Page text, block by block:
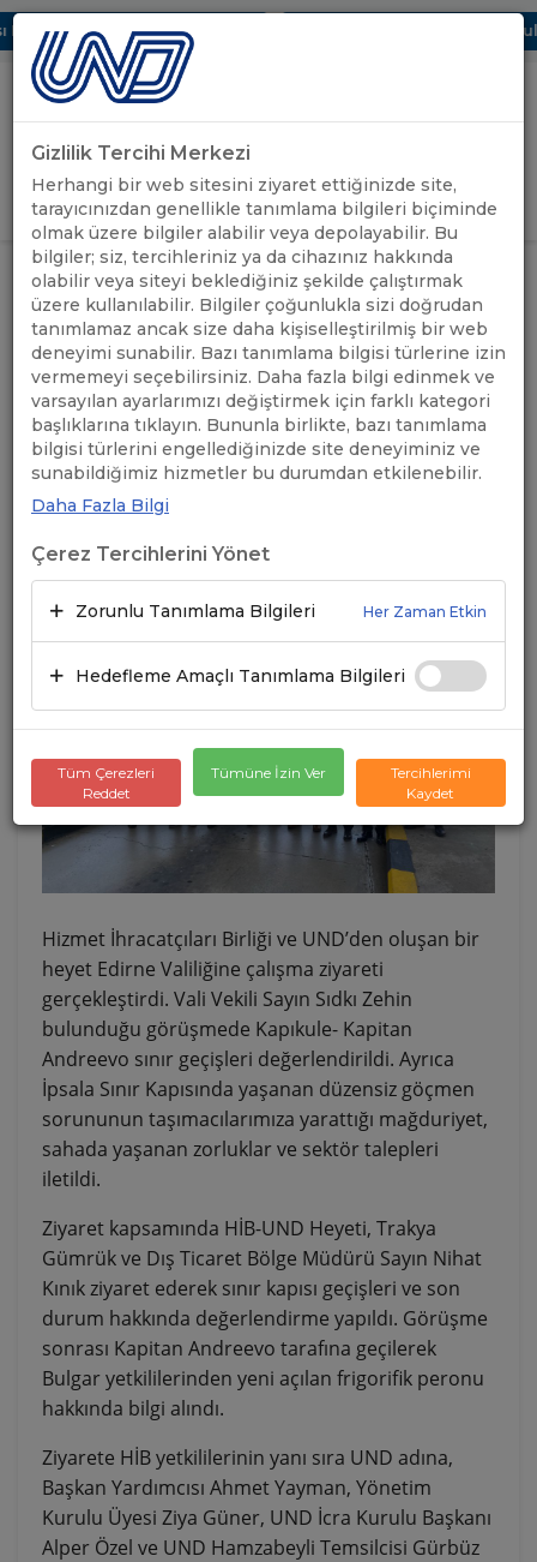
UBAK Bölümü Hakkında UND, Yunanistan Vize
Uluslararası Nakliyeciler Derneği
GİRİŞ YAP
ANASAYFA /
UND'DEN
HABERLER
/ HİB VE UND’DEN KAPIKULE-
KAPİTAN ANDREEVO ZİYARETİ
HİB VE UND’DEN KAPIKULE-
KAPİTAN ANDREEVO
ZİYARETİ
01.08.2023
Hizmet İhracatçıları Birliği ve UND’den oluşan bir
heyet Edirne Valiliğine çalışma ziyareti
gerçekleştirdi. Vali Vekili Sayın Sıdkı Zehin
bulunduğu görüşmede Kapıkule- Kapitan
Andreevo sınır geçişleri değerlendirildi. Ayrıca
İpsala Sınır Kapısında yaşanan düzensiz göçmen
sorununun taşımacılarımıza yarattığı mağduriyet,
sahada yaşanan zorluklar ve sektör talepleri
iletildi.
Ziyaret kapsamında HİB-UND Heyeti, Trakya
Gümrük ve Dış Ticaret Bölge Müdürü Sayın Nihat
Kınık ziyaret ederek sınır kapısı geçişleri ve son
durum hakkında değerlendirme yapıldı. Görüşme
sonrası Kapitan Andreevo tarafına geçilerek
Bulgar yetkililerinden yeni açılan frigorifik peronu
hakkında bilgi alındı.
Ziyarete HİB yetkililerinin yanı sıra UND adına,
Başkan Yardımcısı Ahmet Yayman, Yönetim
Kurulu Üyesi Ziya Güner, UND İcra Kurulu Başkanı
Alper Özel ve UND Hamzabeyli Temsilcisi Gürbüz
Gizlilik Tercihi Merkezi
Herhangi bir web sitesini ziyaret ettiğinizde site,
tarayıcınızdan genellikle tanımlama bilgileri biçiminde
olmak üzere bilgiler alabilir veya depolayabilir. Bu
bilgiler; siz, tercihleriniz ya da cihazınız hakkında
olabilir veya siteyi beklediğiniz şekilde çalıştırmak
üzere kullanılabilir. Bilgiler çoğunlukla sizi doğrudan
tanımlamaz ancak size daha kişiselleştirilmiş bir web
deneyimi sunabilir. Bazı tanımlama bilgisi türlerine izin
vermemeyi seçebilirsiniz. Daha fazla bilgi edinmek ve
varsayılan ayarlarımızı değiştirmek için farklı kategori
başlıklarına tıklayın. Bununla birlikte, bazı tanımlama
bilgisi türlerini engellediğinizde site deneyiminiz ve
sunabildiğimiz hizmetler bu durumdan etkilenebilir.
Daha Fazla Bilgi
Çerez Tercihlerini Yönet
Zorunlu Tanımlama Bilgileri Her Zaman Etkin
Hedefleme Amaçlı Tanımlama Bilgileri
Tüm Çerezleri
Reddet
Tümüne İzin Ver
Tercihlerimi
Kaydet